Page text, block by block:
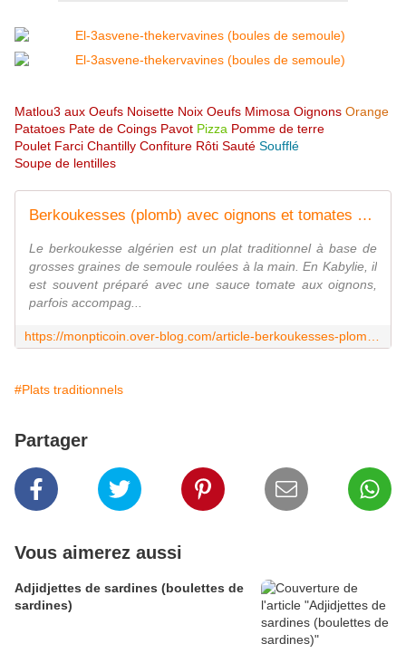
Matlou3 aux Oeufs Noisette Noix Oeufs Mimosa Oignons Orange
Patatoes Pate de Coings Pavot Pizza Pomme de terre
Poulet Farci Chantilly Confiture Rôti Sauté Soufflé
Soupe de lentilles
Berkoukesses (plomb) avec oignons et tomates - Recettes Algériennes et d'ailleurs
Le berkoukesse algérien est un plat traditionnel à base de
grosses graines de semoule roulées à la main. En Kabylie, il
est souvent préparé avec une sauce tomate aux oignons,
parfois accompag...
#Plats traditionnels
Partager
Vous aimerez aussi
Adjidjettes de sardines (boulettes de
sardines)